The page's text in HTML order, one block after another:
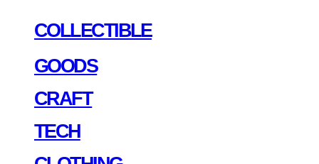
COLLECTIBLE
GOODS
CRAFT
TECH